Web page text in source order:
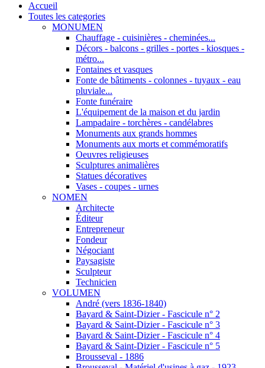
Accueil
Toutes les categories
MONUMEN
Chauffage - cuisinières - cheminées...
Décors - balcons - grilles - portes - kiosques -
métro...
Fontaines et vasques
Fonte de bâtiments - colonnes - tuyaux - eau
pluviale...
Fonte funéraire
L'équipement de la maison et du jardin
Lampadaire - torchères - candélabres
Monuments aux grands hommes
Monuments aux morts et commémoratifs
Oeuvres religieuses
Sculptures animalières
Statues décoratives
Vases - coupes - urnes
NOMEN
Architecte
Éditeur
Entrepreneur
Fondeur
Négociant
Paysagiste
Sculpteur
Technicien
VOLUMEN
André (vers 1836-1840)
Bayard & Saint-Dizier - Fascicule n° 2
Bayard & Saint-Dizier - Fascicule n° 3
Bayard & Saint-Dizier - Fascicule n° 4
Bayard & Saint-Dizier - Fascicule n° 5
Brousseval - 1886